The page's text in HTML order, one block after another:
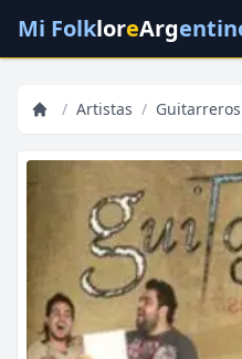
Mi FolkloreArg
/ Artistas / Guitarreros